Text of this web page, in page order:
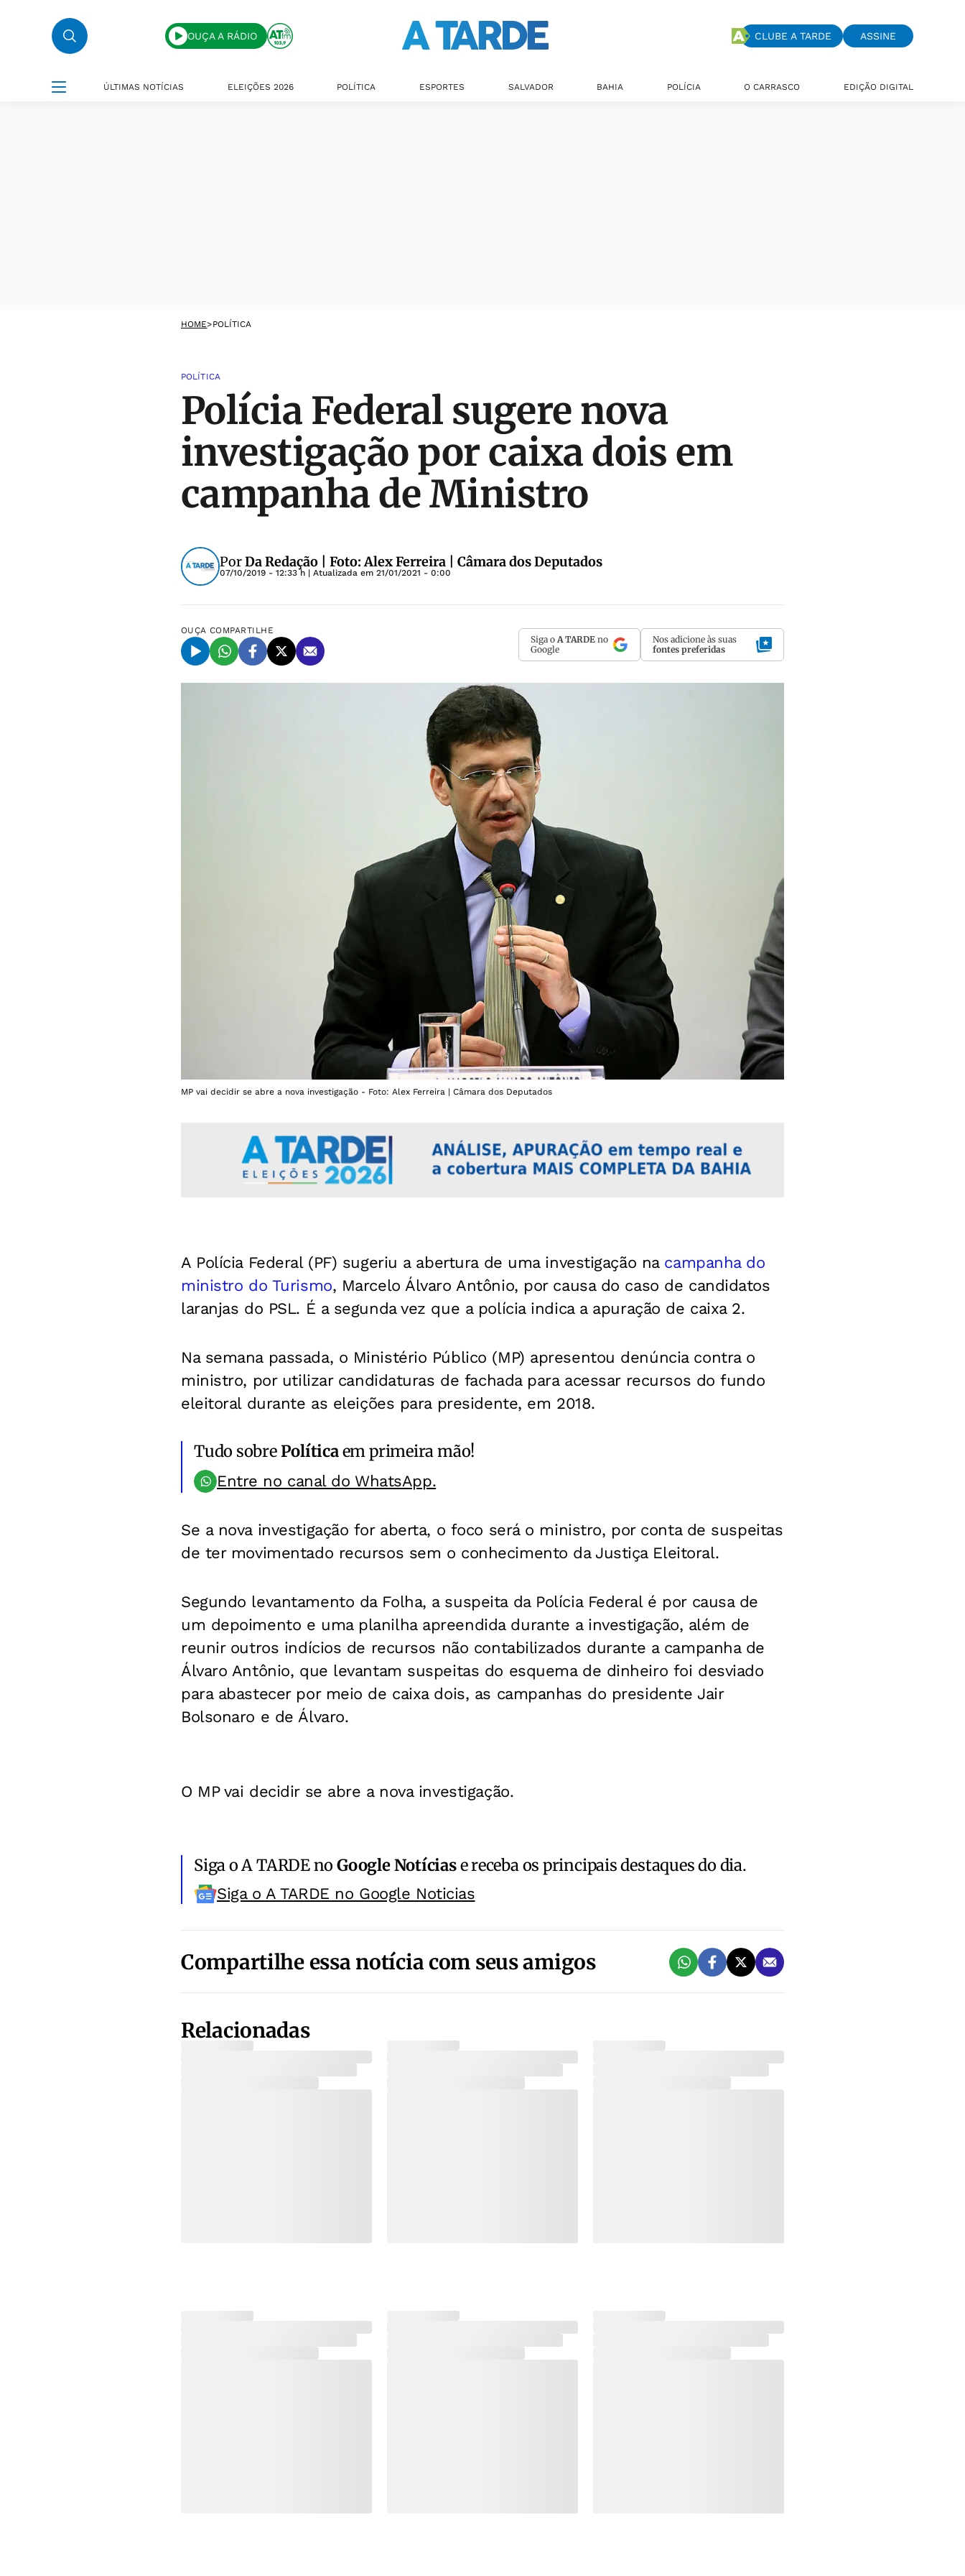
OUÇA A RÁDIO CLUBE A TARDE ASSINE
ÚLTIMAS NOTÍCIAS ELEIÇÕES 2026 POLÍTICA ESPORTES SALVADOR BAHIA POLÍCIA O CARRASCO EDIÇÃO DIGITAL
HOME>POLÍTICA
POLÍTICA
Polícia Federal sugere nova
investigação por caixa dois em
campanha de Ministro
PorDa Redação | Foto: Alex Ferreira | Câmara dos Deputados
07/10/2019 - 12:33 h | Atualizada em 21/01/2021 - 0:00
OUÇA COMPARTILHE
Siga o A TARDE no
Google
Nos adicione às suas
fontes preferidas
MP vai decidir se abre a nova investigação - Foto: Alex Ferreira | Câmara dos Deputados
A Polícia Federal (PF) sugeriu a abertura de uma investigação na campanha do
ministro do Turismo, Marcelo Álvaro Antônio, por causa do caso de candidatos
laranjas do PSL. É a segunda vez que a polícia indica a apuração de caixa 2.
Na semana passada, o Ministério Público (MP) apresentou denúncia contra o
ministro, por utilizar candidaturas de fachada para acessar recursos do fundo
eleitoral durante as eleições para presidente, em 2018.
Tudo sobrePolíticaem primeira mão!
Entre no canal do WhatsApp.
Se a nova investigação for aberta, o foco será o ministro, por conta de suspeitas
de ter movimentado recursos sem o conhecimento da Justiça Eleitoral.
Segundo levantamento da Folha, a suspeita da Polícia Federal é por causa de
um depoimento e uma planilha apreendida durante a investigação, além de
reunir outros indícios de recursos não contabilizados durante a campanha de
Álvaro Antônio, que levantam suspeitas do esquema de dinheiro foi desviado
para abastecer por meio de caixa dois, as campanhas do presidente Jair
Bolsonaro e de Álvaro.
O MP vai decidir se abre a nova investigação.
Siga o A TARDE noGoogle Notíciase receba os principais destaques do dia.
Siga o A TARDE no Google Noticias
Compartilhe essa notícia com seus amigos
Relacionadas